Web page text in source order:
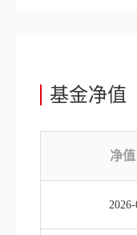
基金净值
净